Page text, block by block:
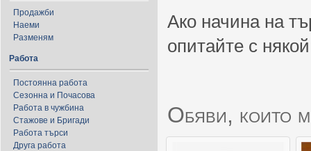
Продажби
Наеми
Разменям
Работа
Постоянна работа
Сезонна и Почасова
Работа в чужбина
Стажове и Бригади
Работа търси
Друга работа
Ако начина на
опитайте с
Обяви, които